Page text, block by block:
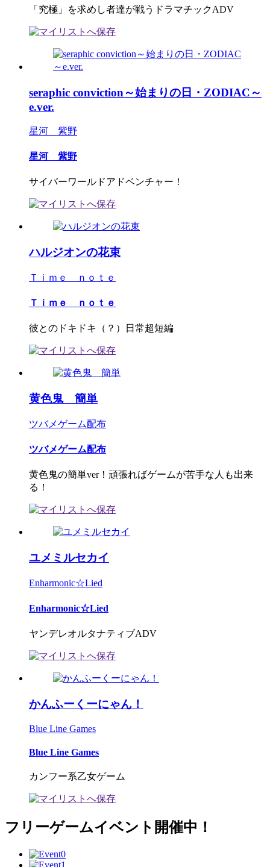
「究極」を求めし者達が戦うドラマチックADV
seraphic conviction～始まりの日・ZODIAC～
e.ver.
星河 紫野
星河 紫野
サイバーワールドアドベンチャー！
ハルジオンの花束
Ｔｉｍｅ ｎｏｔｅ
Ｔｉｍｅ ｎｏｔｅ
彼とのドキドキ（？）日常超短編
黄色鬼 簡単
ツバメゲーム配布
ツバメゲーム配布
黄色鬼の簡単ver！頑張ればゲームが苦手な人も出来
る！
ユメミルセカイ
Enharmonic☆Lied
Enharmonic☆Lied
ヤンデレオルタナティブADV
かんふーくーにゃん！
Blue Line Games
Blue Line Games
カンフー系乙女ゲーム
フリーゲームイベント開催中！